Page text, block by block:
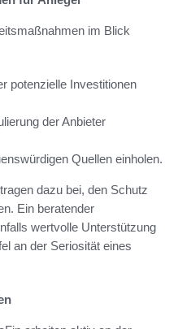
im Blick
potenzielle Investitionen
der Anbieter
Quellen einholen.
dazu bei, den Schutz
Ein beratender
wertvolle Unterstützung
an der Seriosität eines